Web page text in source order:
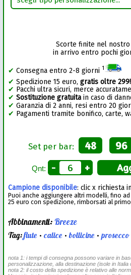
Scorte finite nel nostro
in arrivo entro pochi
✔ Consegna entro 2-8 giorni 1
✔ Spedizione 15 euro,gratis oltre 299!
✔ Pacchi ultra sicuri, merce
✔ Sostituzione gratuitain caso di
✔ Garanzia di 2 anni, resi entro 20
✔ Pagamenti tramite bonifico, carte,
Set per bar: 48 96
Qnt: - +
Campione disponibile: clic x richiesta
Puoi anche aggiungere altri modelli, fino
25 euro con spedizione, rimborsati al
Abbinamenti:Breeze
Tag:flute •calice •bollicine •prosecco
nota 1: i tempi di consegna possono variare in
personalizzazione, alla destinazione (isole in Italia
nota 2: il costo della spedizione è relativo alle